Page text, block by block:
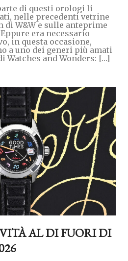
di questi orologi li
nelle precedenti vetrine
di W&W e sulle anteprime
era necessario
in questa occasione,
a uno dei generi più amati
Watches and Wonders: […]
AL DI FUORI DI